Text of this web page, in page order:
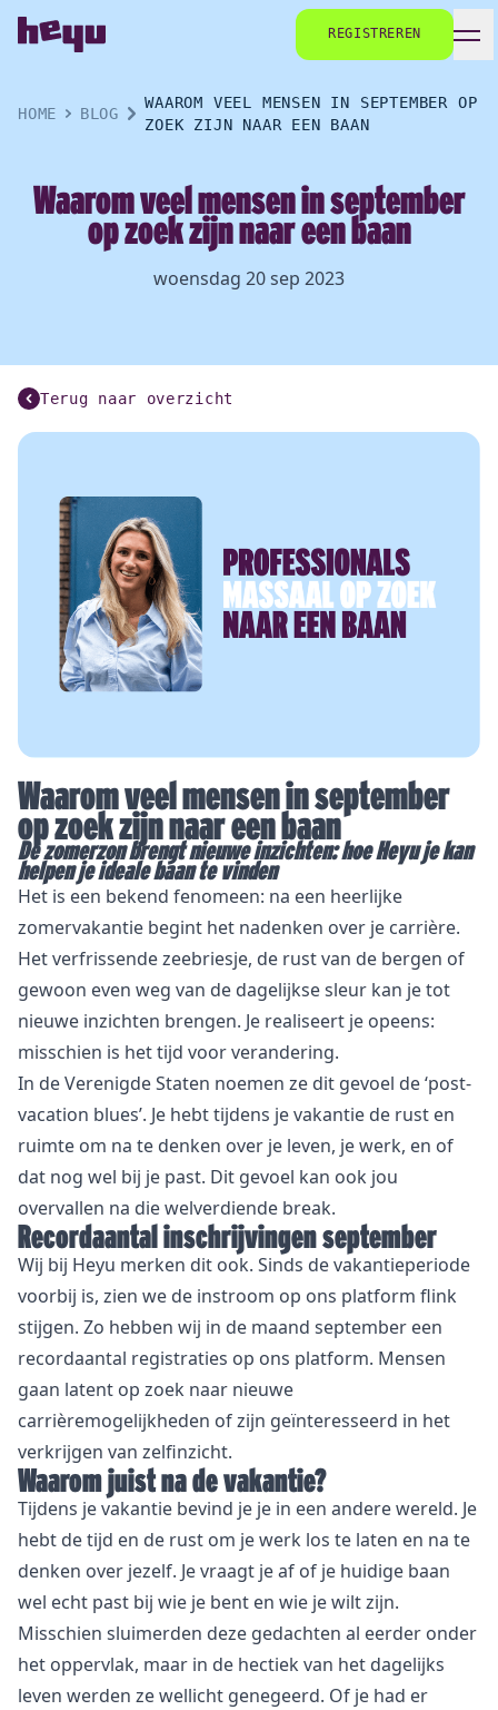
REGISTREREN
HOME BLOG
WAAROM VEEL MENSEN IN SEPTEMBER OP
ZOEK ZIJN NAAR EEN BAAN
Waarom veel mensen in september
op zoek zijn naar een baan
woensdag 20 sep 2023
Terug naar overzicht
Waarom veel mensen in september
op zoek zijn naar een baan
De zomerzon brengt nieuwe inzichten: hoe Heyu je kan
helpen je ideale baan te vinden
Het is een bekend fenomeen: na een heerlijke
zomervakantie begint het nadenken over je carrière.
Het verfrissende zeebriesje, de rust van de bergen of
gewoon even weg van de dagelijkse sleur kan je tot
nieuwe inzichten brengen. Je realiseert je opeens:
misschien is het tijd voor verandering.
In de Verenigde Staten noemen ze dit gevoel de ‘post-
vacation blues’. Je hebt tijdens je vakantie de rust en
ruimte om na te denken over je leven, je werk, en of
dat nog wel bij je past. Dit gevoel kan ook jou
overvallen na die welverdiende break.
Recordaantal inschrijvingen september
Wij bij Heyu merken dit ook. Sinds de vakantieperiode
voorbij is, zien we de instroom op ons platform flink
stijgen. Zo hebben wij in de maand september een
recordaantal registraties op ons platform. Mensen
gaan latent op zoek naar nieuwe
carrièremogelijkheden of zijn geïnteresseerd in het
verkrijgen van zelfinzicht.
Waarom juist na de vakantie?
Tijdens je vakantie bevind je je in een andere wereld. Je
hebt de tijd en de rust om je werk los te laten en na te
denken over jezelf. Je vraagt je af of je huidige baan
wel echt past bij wie je bent en wie je wilt zijn.
Misschien sluimerden deze gedachten al eerder onder
het oppervlak, maar in de hectiek van het dagelijks
leven werden ze wellicht genegeerd. Of je had er